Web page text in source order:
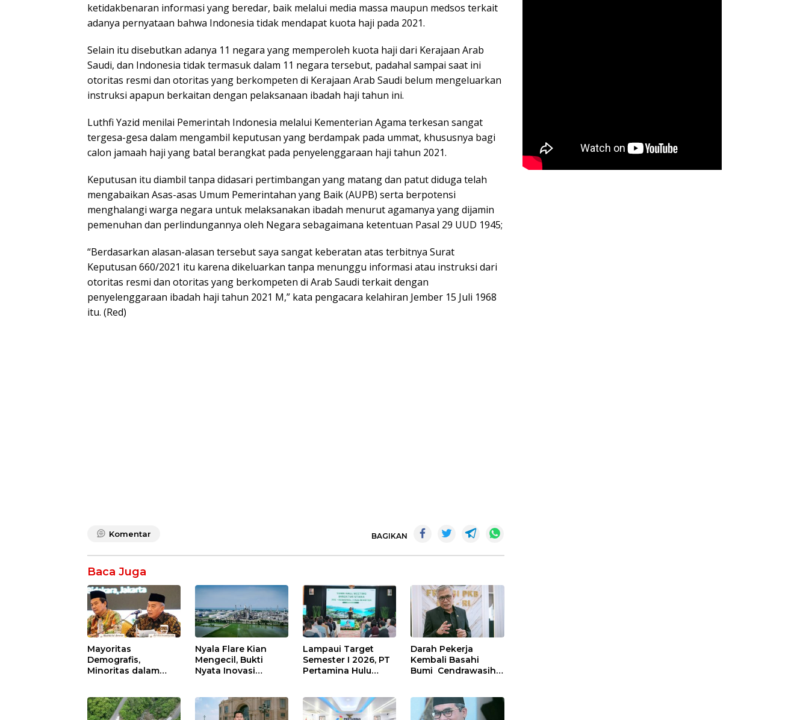
ketidakbenaran informasi yang beredar, baik melalui media massa maupun medsos terkait
adanya pernyataan bahwa Indonesia tidak mendapat kuota haji pada 2021.
Selain itu disebutkan adanya 11 negara yang memperoleh kuota haji dari Kerajaan Arab
Saudi, dan Indonesia tidak termasuk dalam 11 negara tersebut, padahal sampai saat ini
otoritas resmi dan otoritas yang berkompeten di Kerajaan Arab Saudi belum mengeluarkan
instruksi apapun berkaitan dengan pelaksanaan ibadah haji tahun ini.
Luthfi Yazid menilai Pemerintah Indonesia melalui Kementerian Agama terkesan sangat
tergesa-gesa dalam mengambil keputusan yang berdampak pada ummat, khususnya bagi
calon jamaah haji yang batal berangkat pada penyelenggaraan haji tahun 2021.
Keputusan itu diambil tanpa didasari pertimbangan yang matang dan patut diduga telah
mengabaikan Asas-asas Umum Pemerintahan yang Baik (AUPB) serta berpotensi
menghalangi warga negara untuk melaksanakan ibadah menurut agamanya yang dijamin
pemenuhan dan perlindungannya oleh Negara sebagaimana ketentuan Pasal 29 UUD 1945;
“Berdasarkan alasan-alasan tersebut saya sangat keberatan atas terbitnya Surat
Keputusan 660/2021 itu karena dikeluarkan tanpa menunggu informasi atau instruksi dari
otoritas resmi dan otoritas yang berkompeten di Arab Saudi terkait dengan
penyelenggaraan ibadah haji tahun 2021 M,” kata pengacara kelahiran Jember 15 Juli 1968
itu. (Red)
Komentar BAGIKAN
Baca Juga
Mayoritas
Demografis,
Minoritas dalam
Nyala Flare Kian
Mengecil, Bukti
Nyata Inovasi
Balongan Dukung
Net Zero Emission
Lampaui Target
Semester I 2026, PT
Pertamina Hulu
Nasional Lewat
Inovasi &
Darah Pekerja
Kembali Basahi
Bumi Cendrawasih:
Infrastruktur di
Tolikara!